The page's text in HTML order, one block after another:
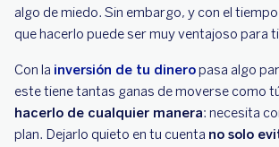
algo de miedo. Sin embargo, y con el
que hacerlo puede ser muy ventajoso para
Con la inversión de tu dineropasa algo
este tiene tantas ganas de moverse como
hacerlo de cualquier manera: necesita
plan. Dejarlo quieto en tu cuenta no solo